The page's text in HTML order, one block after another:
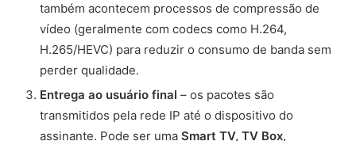
também acontecem processos de compressão de
vídeo (geralmente com codecs como H.264,
H.265/HEVC) para reduzir o consumo de banda sem
perder qualidade.
Entrega ao usuário final – os pacotes são
transmitidos pela rede IP até o dispositivo do
assinante. Pode ser uma Smart TV, TV Box,